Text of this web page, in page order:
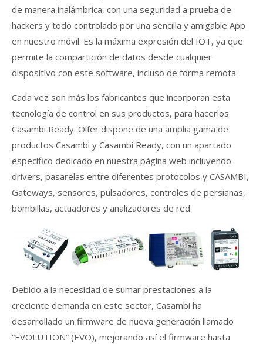
de manera inalámbrica, con una seguridad a prueba de
hackers y todo controlado por una sencilla y amigable App
en nuestro móvil. Es la máxima expresión del IOT, ya que
permite la compartición de datos desde cualquier
dispositivo con este software, incluso de forma remota.
Cada vez son más los fabricantes que incorporan esta
tecnología de control en sus productos, para hacerlos
Casambi Ready. Olfer dispone de una amplia gama de
productos Casambi y Casambi Ready, con un apartado
específico dedicado en nuestra página web incluyendo
drivers, pasarelas entre diferentes protocolos y CASAMBI,
Gateways, sensores, pulsadores, controles de persianas,
bombillas, actuadores y analizadores de red.
Debido a la necesidad de sumar prestaciones a la
creciente demanda en este sector, Casambi ha
desarrollado un firmware de nueva generación llamado
“EVOLUTION” (EVO), mejorando así el firmware hasta